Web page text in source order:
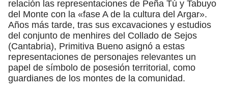
relación las representaciones de Peña Tú y Tabuyo
del Monte con la «fase A de la cultura del Argar».
Años más tarde, tras sus excavaciones y estudios
del conjunto de menhires del Collado de Sejos
(Cantabria), Primitiva Bueno asignó a estas
representaciones de personajes relevantes un
papel de símbolo de posesión territorial, como
guardianes de los montes de la comunidad.